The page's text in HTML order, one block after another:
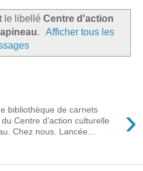
le libellé Centre d'action
.
Afficher tous les
›
bibliothèque de carnets
Centre d’action culturelle
Chez nous. Lancée...